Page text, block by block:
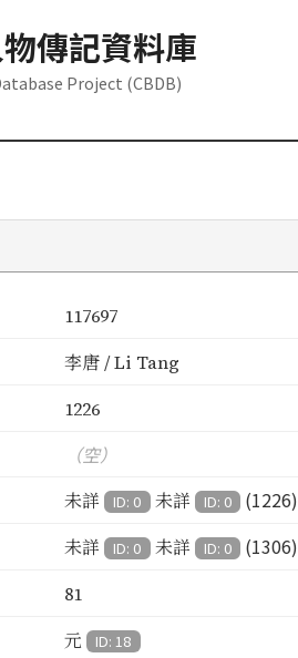
傳記資料庫
Project (CBDB)
117697
李唐 / Li Tang
1226
（空）
未詳 ID: 0 未詳 ID: 0
(1226)
未詳 ID: 0 未詳 ID: 0
(1306)
81
元 ID: 18